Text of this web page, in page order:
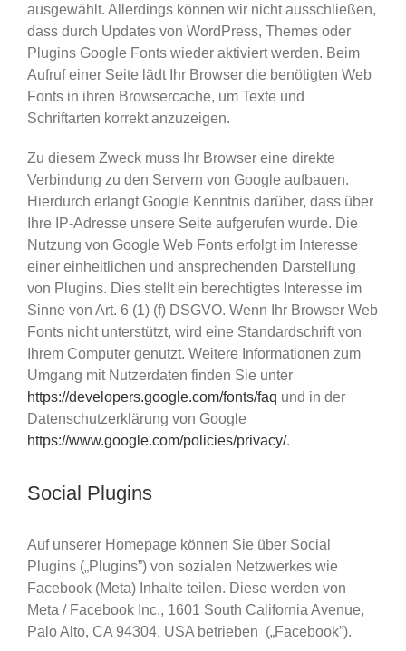
ausgewählt. Allerdings können wir nicht ausschließen,
dass durch Updates von WordPress, Themes oder
Plugins Google Fonts wieder aktiviert werden. Beim
Aufruf einer Seite lädt Ihr Browser die benötigten Web
Fonts in ihren Browsercache, um Texte und
Schriftarten korrekt anzuzeigen.
Zu diesem Zweck muss Ihr Browser eine direkte
Verbindung zu den Servern von Google aufbauen.
Hierdurch erlangt Google Kenntnis darüber, dass über
Ihre IP-Adresse unsere Seite aufgerufen wurde. Die
Nutzung von Google Web Fonts erfolgt im Interesse
einer einheitlichen und ansprechenden Darstellung
von Plugins. Dies stellt ein berechtigtes Interesse im
Sinne von Art. 6 (1) (f) DSGVO. Wenn Ihr Browser Web
Fonts nicht unterstützt, wird eine Standardschrift von
Ihrem Computer genutzt. Weitere Informationen zum
Umgang mit Nutzerdaten finden Sie unter
https://developers.google.com/fonts/faq und in der
Datenschutzerklärung von Google
https://www.google.com/policies/privacy/.
Social Plugins
Auf unserer Homepage können Sie über Social
Plugins („Plugins”) von sozialen Netzwerkes wie
Facebook (Meta) Inhalte teilen. Diese werden von
Meta / Facebook Inc., 1601 South California Avenue,
Palo Alto, CA 94304, USA betrieben („Facebook”).